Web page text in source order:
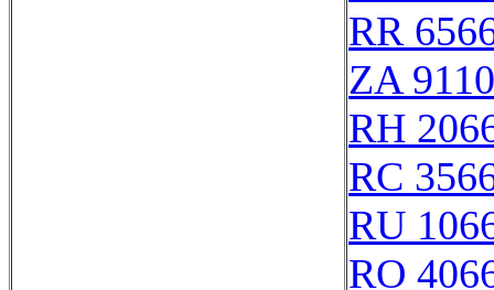
RR
ZA
RH
RC
RU
RO